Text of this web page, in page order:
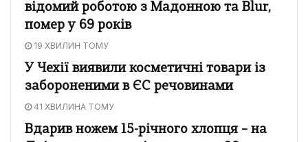
відомий роботою з Мадонною та Blur,
помер у 69 років
19 ХВИЛИН ТОМУ
У Чехії виявили косметичні товари із
забороненими в ЄС речовинами
41 ХВИЛИНА ТОМУ
Вдарив ножем 15-річного хлопця – на